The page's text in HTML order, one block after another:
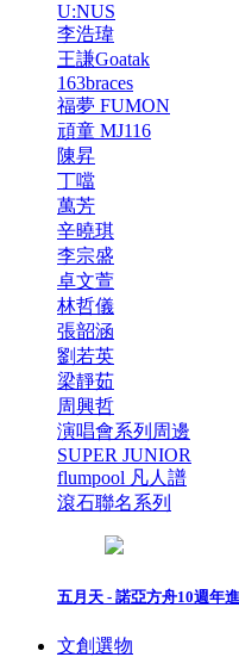
U:NUS
李浩瑋
王謙Goatak
163braces
福夢 FUMON
頑童 MJ116
陳昇
丁噹
萬芳
辛曉琪
李宗盛
卓文萱
林哲儀
張韶涵
劉若英
梁靜茹
周興哲
演唱會系列周邊
SUPER JUNIOR
flumpool 凡人譜
滾石聯名系列
五月天 - 諾亞方舟10週年
文創選物